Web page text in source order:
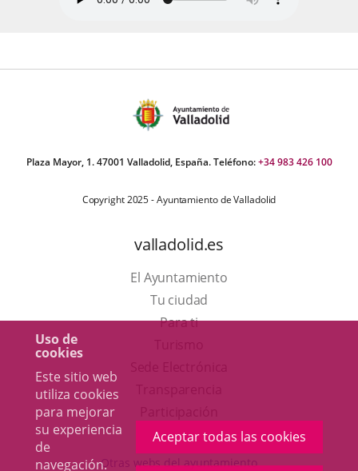
Uso de
cookies
Este sitio web
utiliza cookies
para mejorar
su experiencia
de
navegación.
Aceptar todas las cookies
Plaza Mayor, 1. 47001 Valladolid, España. Teléfono:+34 983 426 100
Copyright 2025 - Ayuntamiento de Valladolid
valladolid.es
El Ayuntamiento
Tu ciudad
Para ti
en
una
aplicación
externa.
Otras webs del ayuntamiento